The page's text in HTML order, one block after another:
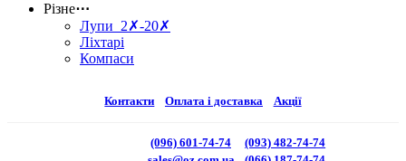
Різне⋯
Лупи 2✗-20✗
Ліхтарі
Компаси
Контакти Оплата і доставка Акції
(096) 601-74-74
(093) 482-74-74